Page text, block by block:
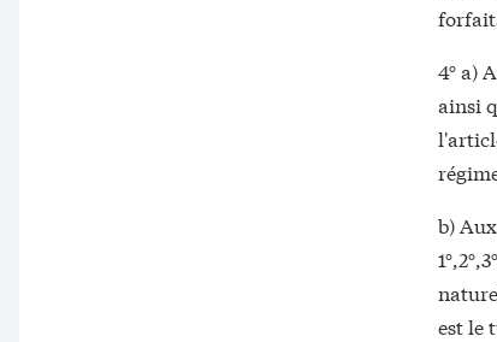
4° a)
ainsi
b)
est le